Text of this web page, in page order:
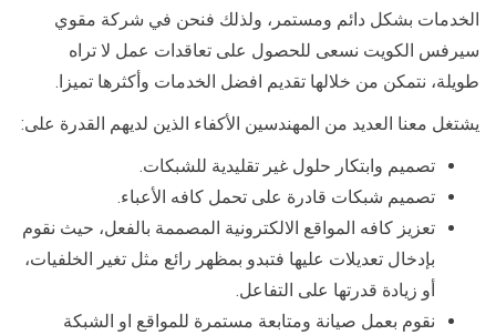
الخدمات بشكل دائم ومستمر، ولذلك فنحن في شركة مقوي
سيرفس الكويت نسعى للحصول على تعاقدات عمل لا تراه
طويلة، نتمكن من خلالها تقديم افضل الخدمات وأكثرها تميزا.
يشتغل معنا العديد من المهندسين الأكفاء الذين لديهم القدرة على:
تصميم وابتكار حلول غير تقليدية للشبكات.
تصميم شبكات قادرة على تحمل كافه الأعباء.
تعزيز كافه المواقع الالكترونية المصممة بالفعل، حيث نقوم
بإدخال تعديلات عليها فتبدو بمظهر رائع مثل تغير الخلفيات،
أو زيادة قدرتها على التفاعل.
نقوم بعمل صيانة ومتابعة مستمرة للمواقع او الشبكة